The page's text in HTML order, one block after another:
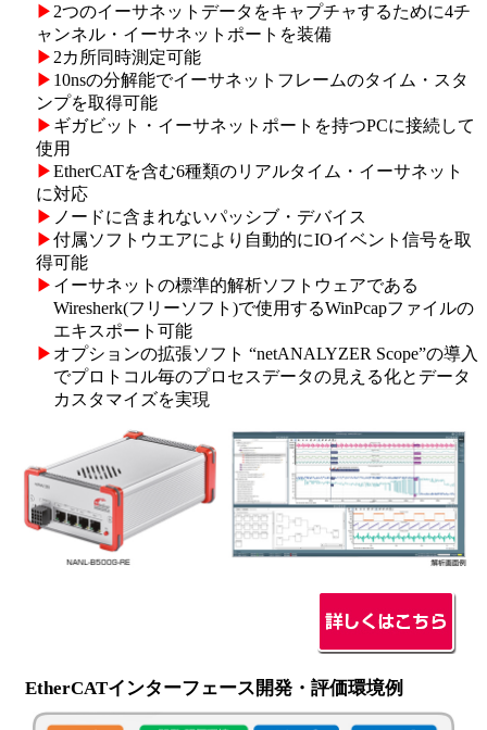
▶ 2つのイーサネットデータをキャプチャするために4チ
ャンネル・イーサネットポートを装備
▶ 2カ所同時測定可能
▶ 10nsの分解能でイーサネットフレームのタイム・スタ
ンプを取得可能
▶ ギガビット・イーサネットポートを持つPCに接続して
使用
▶EtherCATを含む6種類のリアルタイム・イーサネット
に対応
▶ ノードに含まれないパッシブ・デバイス
▶付属ソフトウエアにより自動的にIOイベント信号を取
得可能
▶ イーサネットの標準的解析ソフトウェアである
Wiresherk(フリーソフト)で使用するWinPcapファイルの
エキスポート可能
▶ オプションの拡張ソフト “netANALYZER Scope”の導入
でプロトコル毎のプロセスデータの見える化とデータ
カスタマイズを実現
EtherCATインターフェース開発・評価環境例